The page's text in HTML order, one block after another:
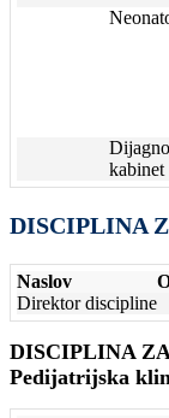
kabinet
DISCIPLINA
Naslov
Direktor discipline
DISCIPLINA
Pedijatrijska